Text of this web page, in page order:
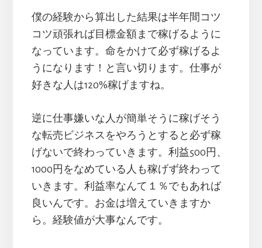
僕の経験から算出した結果は半年間コツ
コツ頑張れば目標金額まで稼げるように
なっています。命をかけて必ず稼げるよ
うになります！と言い切ります。仕事が
好きな人は120%稼げますね。
逆に仕事嫌いな人が簡単そうに稼げそう
な転売ビジネスをやろうとすると必ず稼
げないで終わっていきます。利益500円、
1000円をなめている人も稼げず終わって
いきます。利益率なんて１％でもあれば
良いんです。お金は増えていきますか
ら。経験値が大事なんです。